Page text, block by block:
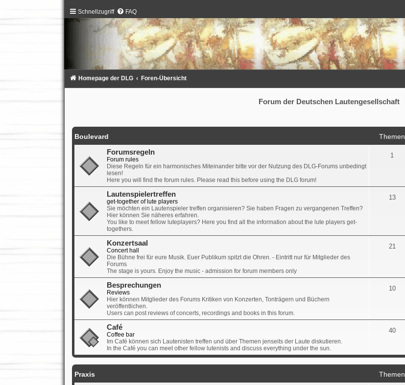
Schnellzugriff FAQ
Homepage der DLG Foren-Übersicht
Forum der Deutschen Lautengesellschaft
Boulevard Themen
Forumsregeln
Forum rules
Diese Regeln für ein harmonisches Miteinander bitte vor der Nutzung des DLG-Forums unbedingt
lesen!
Here you will find the forum rules. Please read this before using the DLG forum!
1
Lautenspielertreffen
get-together of lute players
Sie möchten ein Lautenspieler treffen organisieren? Sie haben Fragen zu vergangenen Treffen?
Hier können Sie näheres erfahren.
You like to meet fellow luteplayers? Here you find all the information about the lute players get-
togethers.
13
Konzertsaal
Concert hall
Die Bühne frei für eure Musik. Euer Publikum spitzt die Ohren. - Eintritt nur für Mitglieder des
Forums
The stage is yours. Enjoy the music - admission for forum members only
21
Besprechungen
Reviews
Hier können Mitglieder des Forums Kritiken von Konzerten, Tonträgern und Büchern
veröffentlichen.
Users can post reviews of concerts, recordings and books in this forum.
10
Café
Coffee bar
Im Café können sich Lautenisten treffen und über Themen jenseits der Laute diskutieren.
In the Café you can meet other fellow lutenists and discuss everything under the sun.
40
Praxis Themen